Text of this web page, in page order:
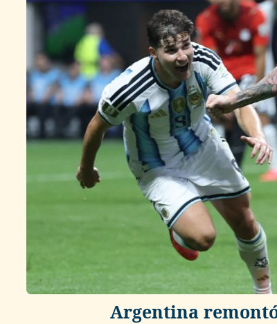
Argentina